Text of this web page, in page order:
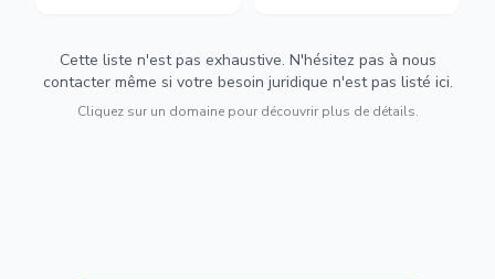
Cette liste n'est pas exhaustive. N'hésitez pas à nous
contacter même si votre besoin juridique n'est pas listé ici.
Cliquez sur un domaine pour découvrir plus de détails.